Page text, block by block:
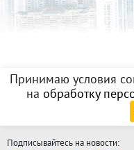
Принимаю условия
на обработку
Подписывайтесь на новости: